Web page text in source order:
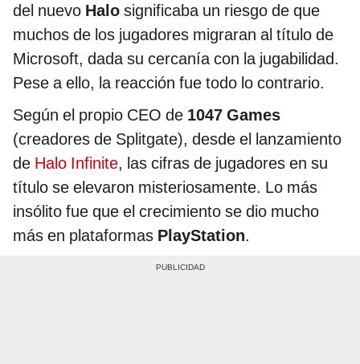
del nuevo Halo significaba un riesgo de que
muchos de los jugadores migraran al título de
Microsoft, dada su cercanía con la jugabilidad.
Pese a ello, la reacción fue todo lo contrario.
Según el propio CEO de 1047 Games
(creadores de Splitgate), desde el lanzamiento
de Halo Infinite, las cifras de jugadores en su
título se elevaron misteriosamente. Lo más
insólito fue que el crecimiento se dio mucho
más en plataformas PlayStation.